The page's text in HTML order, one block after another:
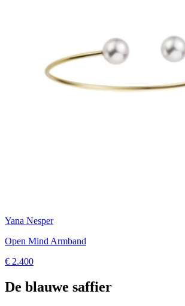
Yana Nesper
Open Mind Armband
€ 2.400
De blauwe saffier